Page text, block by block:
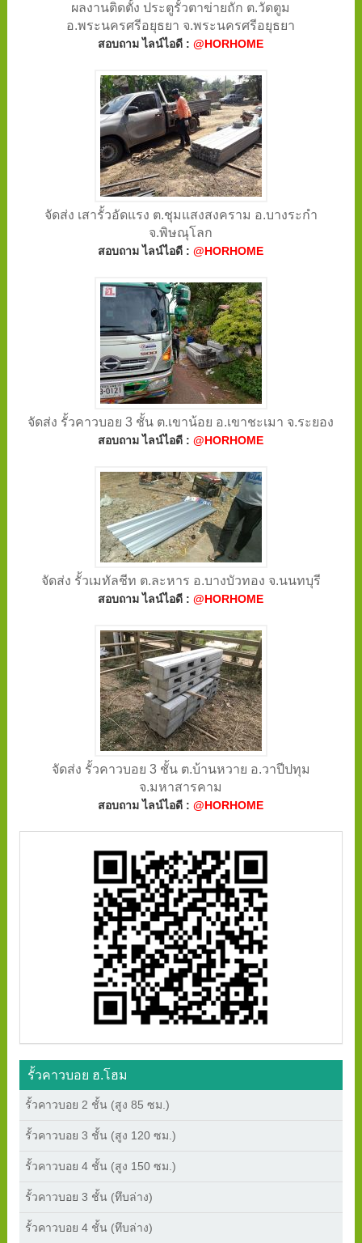
ผลงานติดตั้ง ประตูรั้วตาข่ายถัก ต.วัดตูม
อ.พระนครศรีอยุธยา จ.พระนครศรีอยุธยา
สอบถาม ไลน์ไอดี :@HORHOME
จัดส่ง เสารั้วอัดแรง ต.ชุมแสงสงคราม อ.บางระกำ
จ.พิษณุโลก
สอบถาม ไลน์ไอดี :@HORHOME
จัดส่ง รั้วคาวบอย 3 ชั้น ต.เขาน้อย อ.เขาชะเมา จ.ระยอง
สอบถาม ไลน์ไอดี :@HORHOME
จัดส่ง รั้วเมทัลชีท ต.ละหาร อ.บางบัวทอง จ.นนทบุรี
สอบถาม ไลน์ไอดี :@HORHOME
จัดส่ง รั้วคาวบอย 3 ชั้น ต.บ้านหวาย อ.วาปีปทุม
จ.มหาสารคาม
สอบถาม ไลน์ไอดี :@HORHOME
รั้วคาวบอย ฮ.โฮม
รั้วคาวบอย 2 ชั้น (สูง 85 ซม.)
รั้วคาวบอย 3 ชั้น (สูง 120 ซม.)
รั้วคาวบอย 4 ชั้น (สูง 150 ซม.)
รั้วคาวบอย 3 ชั้น (ทึบล่าง)
รั้วคาวบอย 4 ชั้น (ทึบล่าง)